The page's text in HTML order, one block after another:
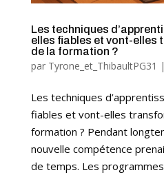
Les techniques
elles fiables et vont-elles
de la formation ?
par Tyrone_et_ThibaultPG31 |
Les techniques
fiables et vont-elles
formation ? Pendant
nouvelle compétence
de temps. Les